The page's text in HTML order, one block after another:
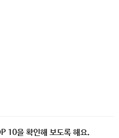
10을 확인해 보도록 해요.